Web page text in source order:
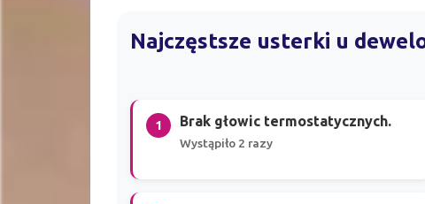
Najczęstsze usterki u
1 Brak głowic termostatycznych.
Wystąpiło 2 razy